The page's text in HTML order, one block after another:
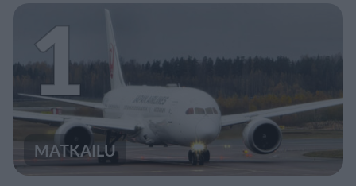
1
MATKAILU